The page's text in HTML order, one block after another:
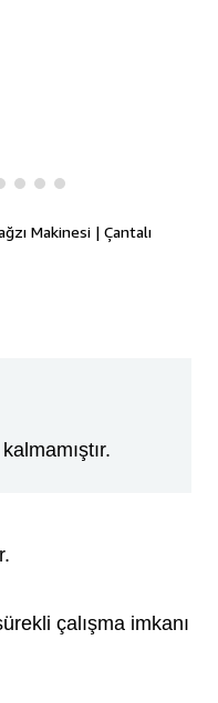
Makinesi | Çantalı
çalışma imkanı